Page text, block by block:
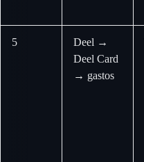
5
Deel →
Deel Card
→ gastos